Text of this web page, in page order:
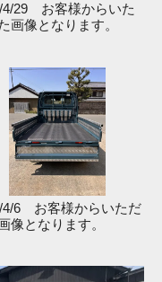
4/29 お客様からいた
画像となります。
4/6 お客様からいただ
像となります。